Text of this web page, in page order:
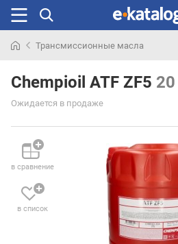
раньше
Трансмиссионные масла
Chempioil ATF ZF5
Ожидается в продаже
в сравнение
в список